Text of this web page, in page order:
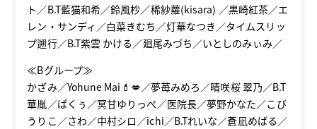
ト／B.T藍猫和希／鈴風杪／稀紗蘿(kisara) ／黒崎紅茶／エ
レン・サンディ／白菜きむち／灯華なつき／タイムスリッ
プ遡行／B.T紫雲 かける／廻尾みづち／いとしのみぃみ／
≪Bグループ≫
かざみ／Yohune Mai💄💋／夢苺みめろ／晴咲桜 翠乃／B.T
華胤／ぱくぅ／冥甘ゆりっぺ／医院長／夢野かなた／こび
うりこ／さわ／中村シロ／ichi／B.Tれいな／蒼凪めばる／